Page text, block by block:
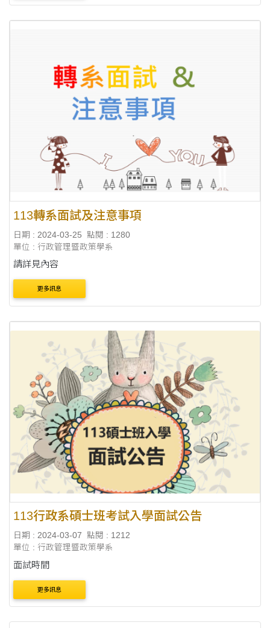
113轉系面試及注意事項
日期 : 2024-03-25
點閱 : 1280
單位 : 行政管理暨政策學系
請詳見內容
更多訊息
113行政系碩士班考試入學面試公告
日期 : 2024-03-07
點閱 : 1212
單位 : 行政管理暨政策學系
面試時間
更多訊息